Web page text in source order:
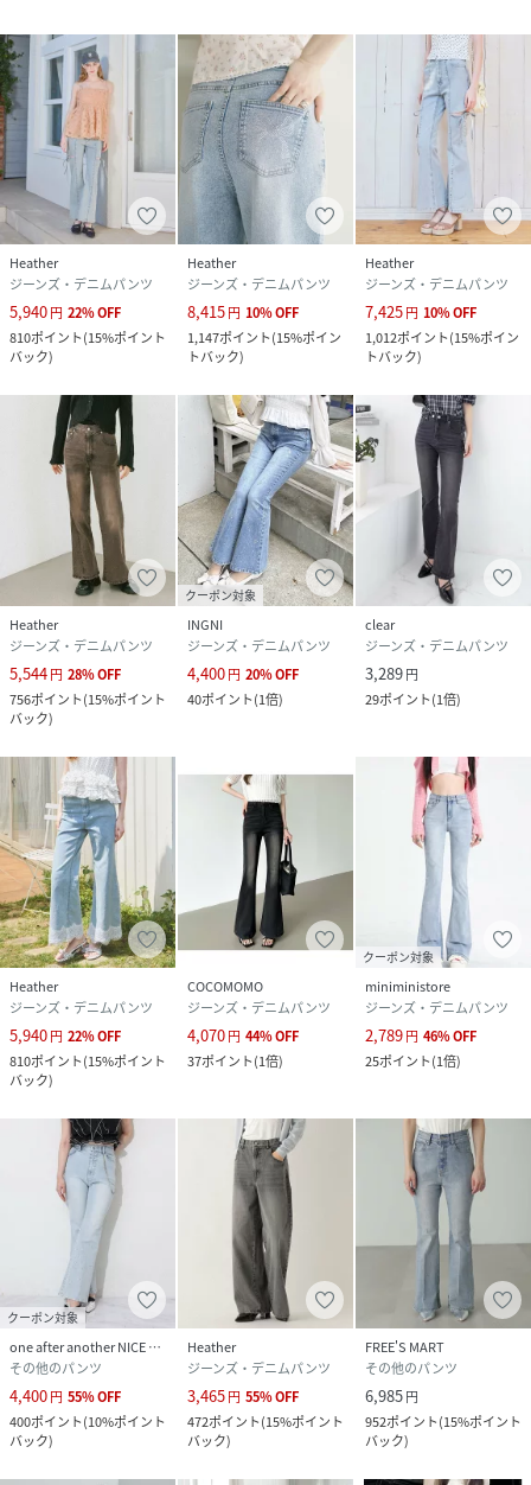
Heather
ジーンズ・デニムパンツ
5,940円 22%OFF
810ポイント(15%ポイント
バック)
Heather
ジーンズ・デニムパンツ
8,415円 10%OFF
1,147ポイント(15%ポイン
トバック)
Heather
ジーンズ・デニムパンツ
7,425円 10%OFF
1,012ポイント(15%ポイン
トバック)
Heather
ジーンズ・デニムパンツ
5,544円 28%OFF
756ポイント(15%ポイント
バック)
クーポン対象
INGNI
ジーンズ・デニムパンツ
4,400円 20%OFF
40ポイント(1倍)
clear
ジーンズ・デニムパンツ
3,289円
29ポイント(1倍)
Heather
ジーンズ・デニムパンツ
5,940円 22%OFF
810ポイント(15%ポイント
バック)
COCOMOMO
ジーンズ・デニムパンツ
4,070円 44%OFF
37ポイント(1倍)
クーポン対象
miniministore
ジーンズ・デニムパンツ
2,789円 46%OFF
25ポイント(1倍)
クーポン対象
one after another NICE CLAUP
その他のパンツ
4,400円 55%OFF
400ポイント(10%ポイント
バック)
Heather
ジーンズ・デニムパンツ
3,465円 55%OFF
472ポイント(15%ポイント
バック)
FREE'S MART
その他のパンツ
6,985円
952ポイント(15%ポイント
バック)